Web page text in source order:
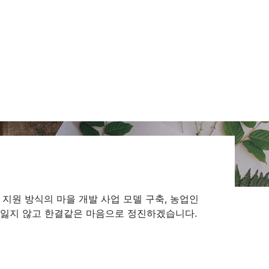
원 방식의 마을 개발 사업 모델 구축, 농업인
지 않고 한결같은 마음으로 정진하겠습니다.